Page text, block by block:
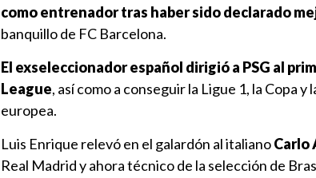
como entrenador tras haber sido declarado
banquillo de FC Barcelona.
El exseleccionador español dirigió a PSG al
League, así como a conseguir la Ligue 1, la Copa
europea.
Luis Enrique relevó en el galardón al italianoCarlo
Real Madrid y ahora técnico de la selección de